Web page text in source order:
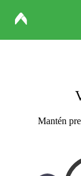
Mantén